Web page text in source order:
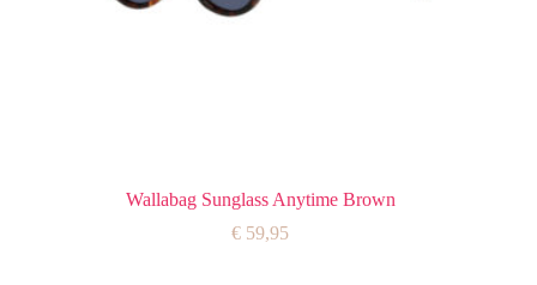
Wallabag Sunglass Anytime Brown
€ 59,95